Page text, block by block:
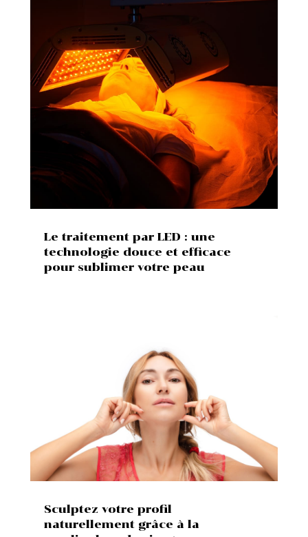
Le traitement par LED : une
technologie douce et efficace
pour sublimer votre peau
Sculptez votre profil
naturellement grâce à la